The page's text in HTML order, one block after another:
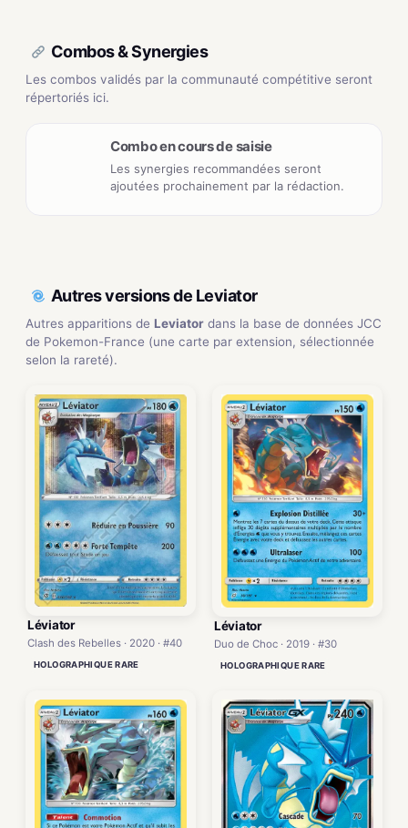
Combos & Synergies
Les combos validés par la communauté compétitive seront
répertoriés ici.
Combo en cours de saisie
Les synergies recommandées seront
ajoutées prochainement par la rédaction.
Autres versions de Leviator
Autres apparitions de Leviator dans la base de données JCC
de Pokemon-France (une carte par extension, sélectionnée
selon la rareté).
Léviator
Clash des Rebelles · 2020 · #40
HOLOGRAPHIQUE RARE
Léviator
Duo de Choc · 2019 · #30
HOLOGRAPHIQUE RARE